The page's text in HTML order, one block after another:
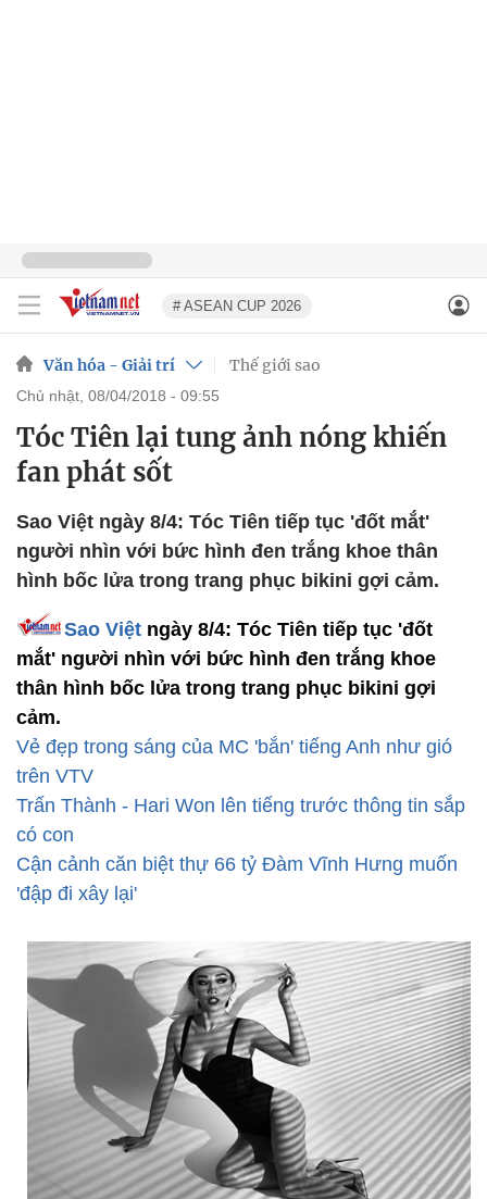
# ASEAN CUP 2026
Văn hóa - Giải trí Thế giới sao
chủ nhật, 08/04/2018 - 09:55
Tóc Tiên lại tung ảnh nóng khiến
fan phát sốt
Sao Việt ngày 8/4: Tóc Tiên tiếp tục 'đốt mắt'
người nhìn với bức hình đen trắng khoe thân
hình bốc lửa trong trang phục bikini gợi cảm.
Sao Việt ngày 8/4: Tóc Tiên tiếp tục 'đốt
mắt' người nhìn với bức hình đen trắng khoe
thân hình bốc lửa trong trang phục bikini gợi
cảm.
Vẻ đẹp trong sáng của MC 'bắn' tiếng Anh như gió
trên VTV
Trấn Thành - Hari Won lên tiếng trước thông tin sắp
có con
Cận cảnh căn biệt thự 66 tỷ Đàm Vĩnh Hưng muốn
'đập đi xây lại'